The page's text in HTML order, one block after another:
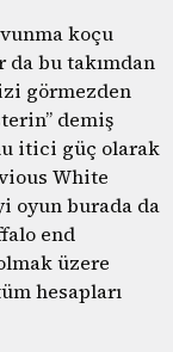
koçu
da bu takımdan
görmezden
demiş
itici güç olarak
White
oyun burada da
end
olmak üzere
hesapları